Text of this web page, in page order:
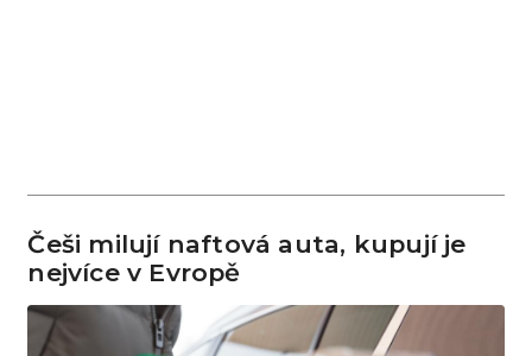
Češi milují naftová auta, kupují je
nejvíce v Evropě